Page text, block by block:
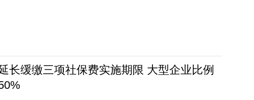
长缓缴三项社保费实施期限 大型企业比例